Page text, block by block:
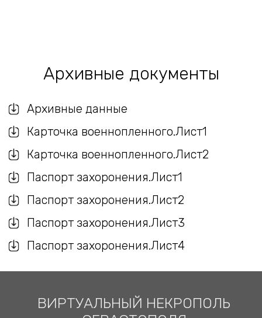
Архивные документы
Архивные данные
Карточка военнопленного.Лист1
Карточка военнопленного.Лист2
Паспорт захоронения.Лист1
Паспорт захоронения.Лист2
Паспорт захоронения.Лист3
Паспорт захоронения.Лист4
ВИРТУАЛЬНЫЙ НЕКРОПОЛЬ